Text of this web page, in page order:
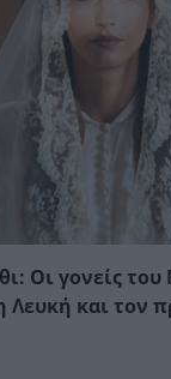
Οι γονείς
Λευκή και τον